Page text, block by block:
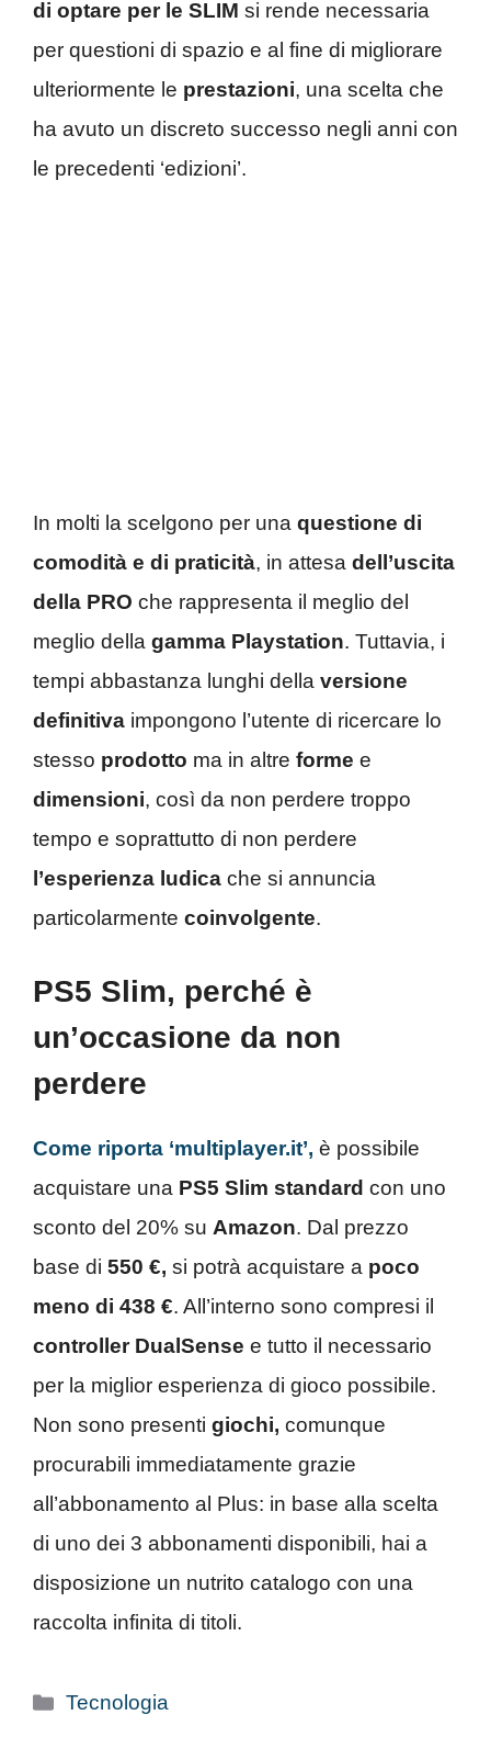
di optare per le SLIM si rende necessaria
per questioni di spazio e al fine di migliorare
ulteriormente le prestazioni, una scelta che
ha avuto un discreto successo negli anni con
le precedenti ‘edizioni’.
In molti la scelgono per una questione di
comodità e di praticità, in attesa dell’uscita
della PRO che rappresenta il meglio del
meglio della gamma Playstation. Tuttavia, i
tempi abbastanza lunghi della versione
definitiva impongono l’utente di ricercare lo
stesso prodotto ma in altre forme e
dimensioni, così da non perdere troppo
tempo e soprattutto di non perdere
l’esperienza ludica che si annuncia
particolarmente coinvolgente.
PS5 Slim, perché è
un’occasione da non
perdere
Come riporta ‘multiplayer.it’, è possibile
acquistare una PS5 Slim standard con uno
sconto del 20% su Amazon. Dal prezzo
base di 550 €, si potrà acquistare a poco
meno di 438 €. All’interno sono compresi il
controller DualSense e tutto il necessario
per la miglior esperienza di gioco possibile.
Non sono presenti giochi, comunque
procurabili immediatamente grazie
all’abbonamento al Plus: in base alla scelta
di uno dei 3 abbonamenti disponibili, hai a
disposizione un nutrito catalogo con una
raccolta infinita di titoli.
Categorie
Tecnologia